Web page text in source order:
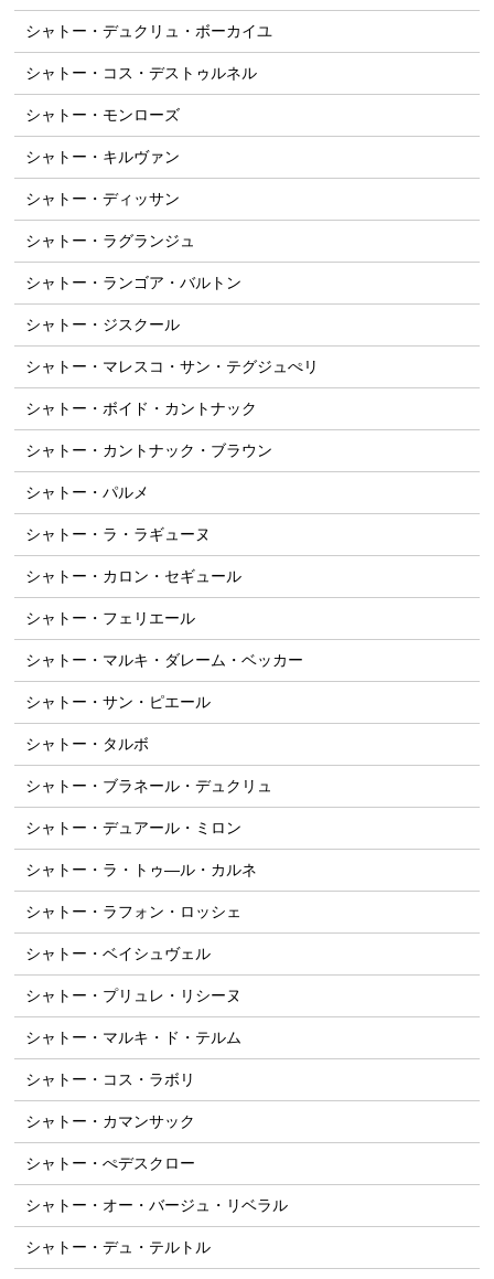
シャトー・デュクリュ・ボーカイユ
シャトー・コス・デストゥルネル
シャトー・モンローズ
シャトー・キルヴァン
シャトー・ディッサン
シャトー・ラグランジュ
シャトー・ランゴア・バルトン
シャトー・ジスクール
シャトー・マレスコ・サン・テグジュぺリ
シャトー・ボイド・カントナック
シャトー・カントナック・ブラウン
シャトー・パルメ
シャトー・ラ・ラギューヌ
シャトー・カロン・セギュール
シャトー・フェリエール
シャトー・マルキ・ダレーム・ベッカー
シャトー・サン・ピエール
シャトー・タルボ
シャトー・ブラネール・デュクリュ
シャトー・デュアール・ミロン
シャトー・ラ・トゥ―ル・カルネ
シャトー・ラフォン・ロッシェ
シャトー・ベイシュヴェル
シャトー・プリュレ・リシーヌ
シャトー・マルキ・ド・テルム
シャトー・コス・ラボリ
シャトー・カマンサック
シャトー・ぺデスクロー
シャトー・オー・バージュ・リベラル
シャトー・デュ・テルトル